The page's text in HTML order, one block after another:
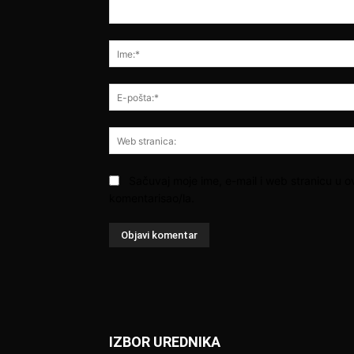
IZBOR UREDNIKA